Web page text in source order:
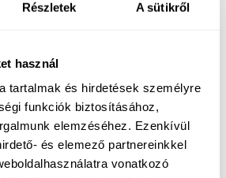
Részletek A sütikről
használ
tartalmak és hirdetések személyre
funkciók biztosításához,
elemzéséhez. Ezenkívül
és elemező partnereinkkel
vonatkozó
a programozás és robotika iránt
a nemzetközi
adja segítségül ahhoz, hogy a
interaktív lehessen. Életre keltett
zseniknek vagy épp óriáslabdák
várja táborozóinkat az
Szintén jövőbe mutató